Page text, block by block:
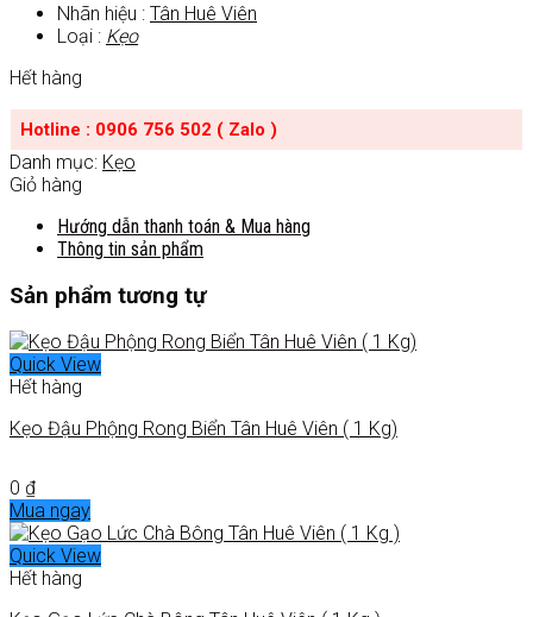
Nhãn hiệu : Tân Huê Viên
Loại : Kẹo
Hết hàng
Hotline : 0906 756 502 ( Zalo )
Danh mục: Kẹo
Giỏ hàng
Hướng dẫn thanh toán & Mua hàng
Thông tin sản phẩm
Sản phẩm tương tự
Quick View
Hết hàng
Kẹo Đậu Phộng Rong Biển Tân Huê Viên ( 1 Kg)
0 ₫
Mua ngay
Quick View
Hết hàng